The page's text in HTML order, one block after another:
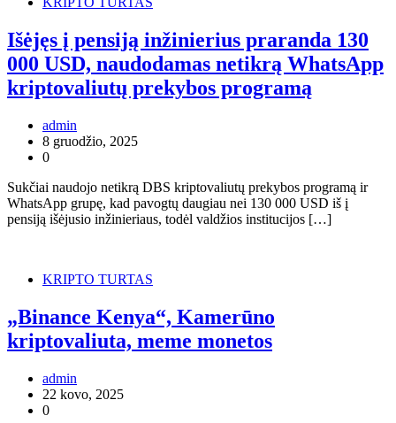
Išėjęs į pensiją inžinierius praranda 130
000 USD, naudodamas netikrą WhatsApp
kriptovaliutų prekybos programą
admin
8 gruodžio, 2025
0
Sukčiai naudojo netikrą DBS kriptovaliutų prekybos programą ir
WhatsApp grupę, kad pavogtų daugiau nei 130 000 USD iš į
pensiją išėjusio inžinieriaus, todėl valdžios institucijos […]
KRIPTO TURTAS
„Binance Kenya“, Kamerūno
kriptovaliuta, meme monetos
admin
22 kovo, 2025
0